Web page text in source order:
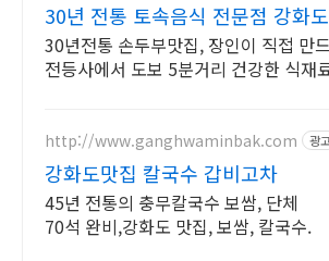
30년 전통 토속음식 전문점 강화
맛집
30년전통 손두부맛집, 장인이 직접 만
전등사에서 도보 5분거리 건강한 식재
http://www.ganghwaminbak.com 광
강화도맛집 칼국수 갑비고차
45년 전통의 충무칼국수 보쌈, 단체
70석 완비,강화도 맛집, 보쌈, 칼국수.